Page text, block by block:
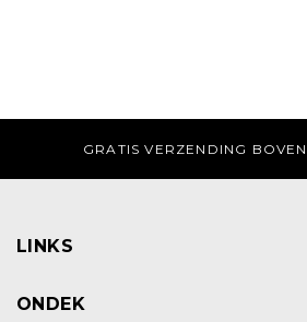
DI-ZA VOOR 17:00 UUR
LINKS
ONDEK